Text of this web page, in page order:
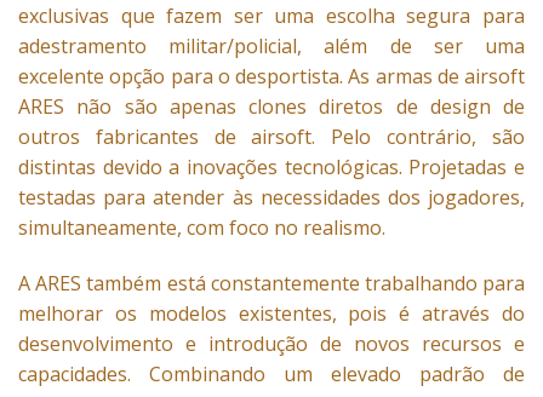
exclusivas que fazem ser uma escolha segura para
adestramento militar/policial, além de ser uma
excelente opção para o desportista. As armas de airsoft
ARES não são apenas clones diretos de design de
outros fabricantes de airsoft. Pelo contrário, são
distintas devido a inovações tecnológicas. Projetadas e
testadas para atender às necessidades dos jogadores,
simultaneamente, com foco no realismo.
A ARES também está constantemente trabalhando para
melhorar os modelos existentes, pois é através do
desenvolvimento e introdução de novos recursos e
capacidades. Combinando um elevado padrão de